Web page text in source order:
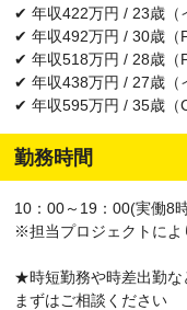
✔ 年収422万円 / 23歳（
✔ 年収492万円 / 30歳（
✔ 年収518万円 / 28歳（
✔ 年収438万円 / 27歳（
✔ 年収595万円 / 35歳（
勤務時間
10：00～19：00(実働8
※担当プロジェクトによ
★時短勤務や時差出勤な
まずはご相談ください